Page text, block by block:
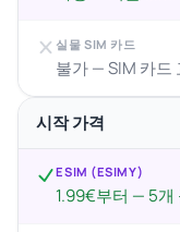
실물 SIM 카드
불가 — SIM 카드
시작 가격
ESIM (ESIMY)
1.99€부터 — 5개